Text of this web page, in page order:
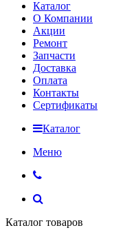
Каталог
О Компании
Акции
Ремонт
Запчасти
Доставка
Оплата
Контакты
Сертификаты
Каталог
Меню
Каталог товаров